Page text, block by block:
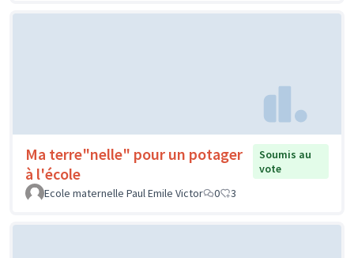
Ma terre"nelle" pour un potager
à l'école
Soumis au
vote
Ecole maternelle Paul Emile Victor
0 3